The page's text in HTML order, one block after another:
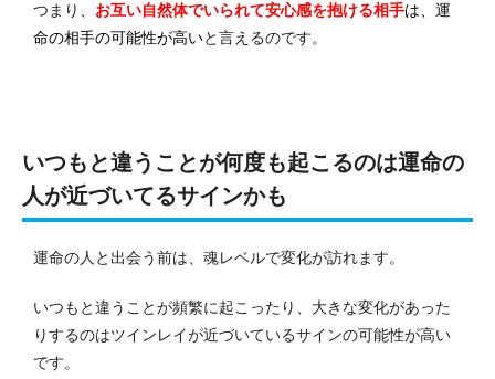
つまり、 お互い自然体でいられて安心感を抱ける相手は、運
命の相手の可能性が高いと言えるのです。
いつもと違うことが何度も起こるのは運命の
人が近づいてるサインかも
運命の人と出会う前は、魂レベルで変化が訪れます。
いつもと違うことが頻繁に起こったり、大きな変化があった
りするのはツインレイが近づいているサインの可能性が高い
です。